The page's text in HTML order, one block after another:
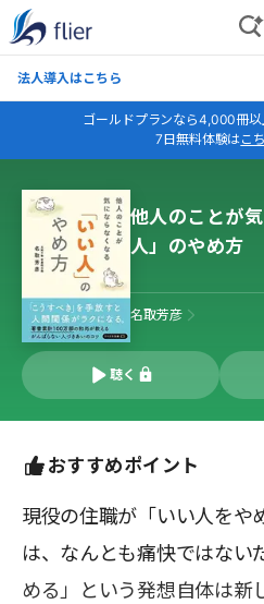
法人導入はこちら
ゴールドプランなら4,000冊以
7日無料体験はこ
他人のことが
人」のやめ方
名取芳彦
聴く
おすすめポイント
現役の住職が「いい人をや
は、なんとも痛快ではない
める」という発想自体は新